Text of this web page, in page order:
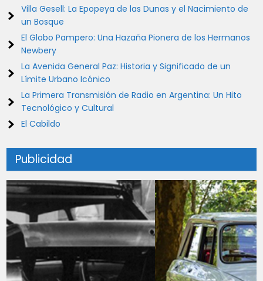
Villa Gesell: La Epopeya de las Dunas y el Nacimiento de
un Bosque
El Globo Pampero: Una Hazaña Pionera de los Hermanos
Newbery
La Avenida General Paz: Historia y Significado de un
Límite Urbano Icónico
La Primera Transmisión de Radio en Argentina: Un Hito
Tecnológico y Cultural
El Cabildo
Publicidad